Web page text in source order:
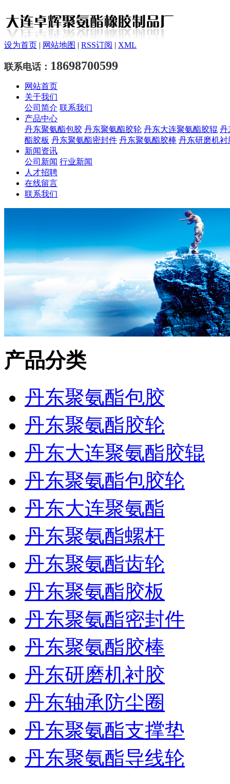
设为首页 | 网站地图 | RSS订阅 | XML
联系电话： 18698700599
网站首页
关于我们
公司简介 联系我们
产品中心
丹东聚氨酯包胶 丹东聚氨酯胶轮 丹东大连聚氨酯胶辊 丹
酯胶板 丹东聚氨酯密封件 丹东聚氨酯胶棒 丹东研磨机衬
新闻资讯
公司新闻 行业新闻
人才招聘
在线留言
联系我们
产品分类
丹东聚氨酯包胶
丹东聚氨酯胶轮
丹东大连聚氨酯胶辊
丹东聚氨酯包胶轮
丹东大连聚氨酯
丹东聚氨酯螺杆
丹东聚氨酯齿轮
丹东聚氨酯胶板
丹东聚氨酯密封件
丹东聚氨酯胶棒
丹东研磨机衬胶
丹东轴承防尘圈
丹东聚氨酯支撑垫
丹东聚氨酯导线轮